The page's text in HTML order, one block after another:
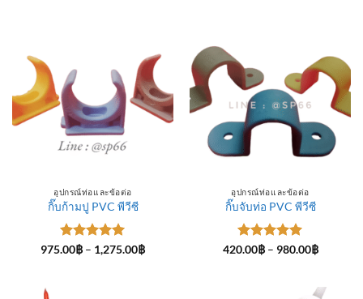
อุปกรณ์ท่อและข้อต่อ
กิ๊บก้ามปู PVC พีวีซี
ให้คะแนน
975.00฿ – 1,275.00฿Price
อุปกรณ์ท่อและข้อต่อ
กิ๊บจับท่อ PVC พีวีซี
ให้คะแนน
420.00฿ – 980.00฿Price
980.00฿